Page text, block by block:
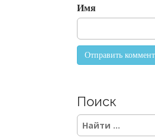
n
Имя
Поиск
S
e